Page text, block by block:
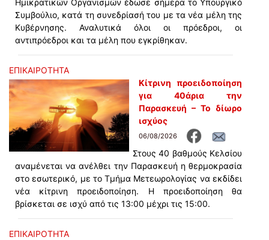
Ημικρατικών Οργανισμών έδωσε σήμερα το Υπουργικό
Συμβούλιο, κατά τη συνεδρίασή του με τα νέα μέλη της
Κυβέρνησης. Αναλυτικά όλοι οι πρόεδροι, οι
αντιπρόεδροι και τα μέλη που εγκρίθηκαν.
ΕΠΙΚΑΙΡΟΤΗΤΑ
Κίτρινη προειδοποίηση
για 40άρια την
Παρασκευή – Το δίωρο
ισχύος
06/08/2026
Στους 40 βαθμούς Κελσίου
αναμένεται να ανέλθει την Παρασκευή η θερμοκρασία
στο εσωτερικό, με το Τμήμα Μετεωρολογίας να εκδίδει
νέα κίτρινη προειδοποίηση. Η προειδοποίηση θα
βρίσκεται σε ισχύ από τις 13:00 μέχρι τις 15:00.
ΕΠΙΚΑΙΡΟΤΗΤΑ